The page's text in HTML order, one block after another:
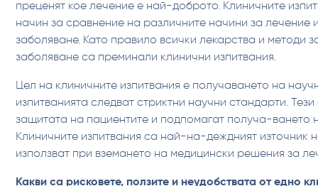
преценят кое лечение е най-доброто. Клиничните
начин за сравнение на различните начини за лечение
заболяване. Като правило всички лекарства и методи
заболяване са преминали клинични изпитвания.
Цел на клиничните изпитвания е получаването на
изпитванията следват стриктни научни стандарти.
защитата на пациентите и подпомагат получа-ването
Клиничните изпитвания са най-на-деждният източник
използват при вземането на медицински решения за
‍Какви са рисковете, ползите и неудобствата от едно